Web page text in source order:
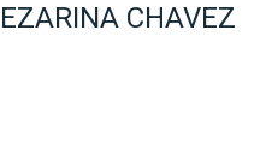
CHAVEZ